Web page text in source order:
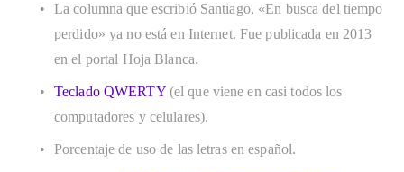
La columna que escribió Santiago, «En busca del tiempo
perdido» ya no está en Internet. Fue publicada en 2013
en el portal Hoja Blanca.
Teclado QWERTY (el que viene en casi todos los
computadores y celulares).
Porcentaje de uso de las letras en español.